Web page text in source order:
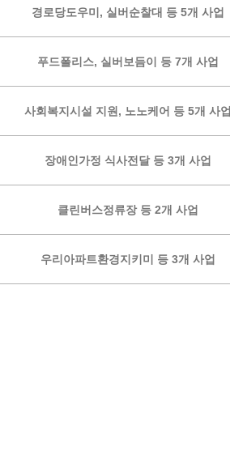
상자텃밭신청
정장대여신청
경로당도우미, 실버순찰대 등 5개 사업
푸드폴리스, 실버보듬이 등 7개 사업
사회복지시설 지원, 노노케어 등 5개 사업
장애인가정 식사전달 등 3개 사업
클린버스정류장 등 2개 사업
우리아파트환경지키미 등 3개 사업